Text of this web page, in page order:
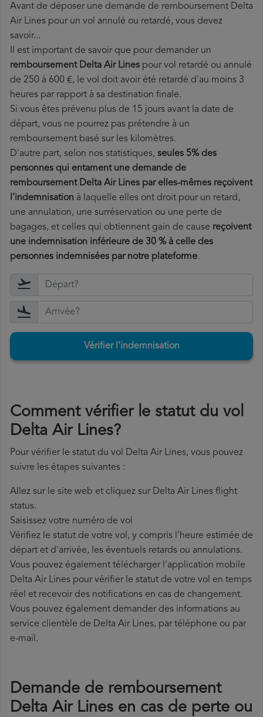
Avant de déposer une demande de remboursement Delta
Air Lines pour un vol annulé ou retardé, vous devez
savoir...
Il est important de savoir que pour demander un
remboursement Delta Air Lines pour vol retardé ou annulé
de 250 à 600 €, le vol doit avoir été retardé d'au moins 3
heures par rapport à sa destination finale.
Si vous êtes prévenu plus de 15 jours avant la date de
départ, vous ne pourrez pas prétendre à un
remboursement basé sur les kilomètres.
D'autre part, selon nos statistiques, seules 5% des
personnes qui entament une demande de
remboursement Delta Air Lines par elles-mêmes reçoivent
l'indemnisation à laquelle elles ont droit pour un retard,
une annulation, une surréservation ou une perte de
bagages, et celles qui obtiennent gain de cause reçoivent
une indemnisation inférieure de 30 % à celle des
personnes indemnisées par notre plateforme.
Vérifier l'indemnisation
Comment vérifier le statut du vol
Delta Air Lines?
Pour vérifier le statut du vol Delta Air Lines, vous pouvez
suivre les étapes suivantes :
Allez sur le site web et cliquez sur Delta Air Lines flight
status.
Saisissez votre numéro de vol
Vérifiez le statut de votre vol, y compris l'heure estimée de
départ et d'arrivée, les éventuels retards ou annulations.
Vous pouvez également télécharger l'application mobile
Delta Air Lines pour vérifier le statut de votre vol en temps
réel et recevoir des notifications en cas de changement.
Vous pouvez également demander des informations au
service clientèle de Delta Air Lines, par téléphone ou par
e-mail.
Demande de remboursement
Delta Air Lines en cas de perte ou